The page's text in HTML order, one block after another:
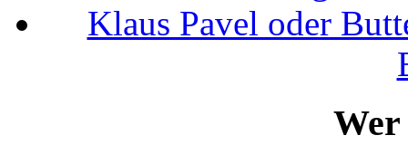
Klaus Pavel oder